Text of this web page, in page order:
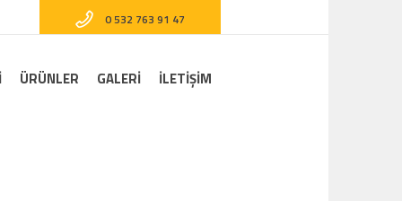
0 532 763 91 47
ÜRÜNLER GALERI İLETİŞİM